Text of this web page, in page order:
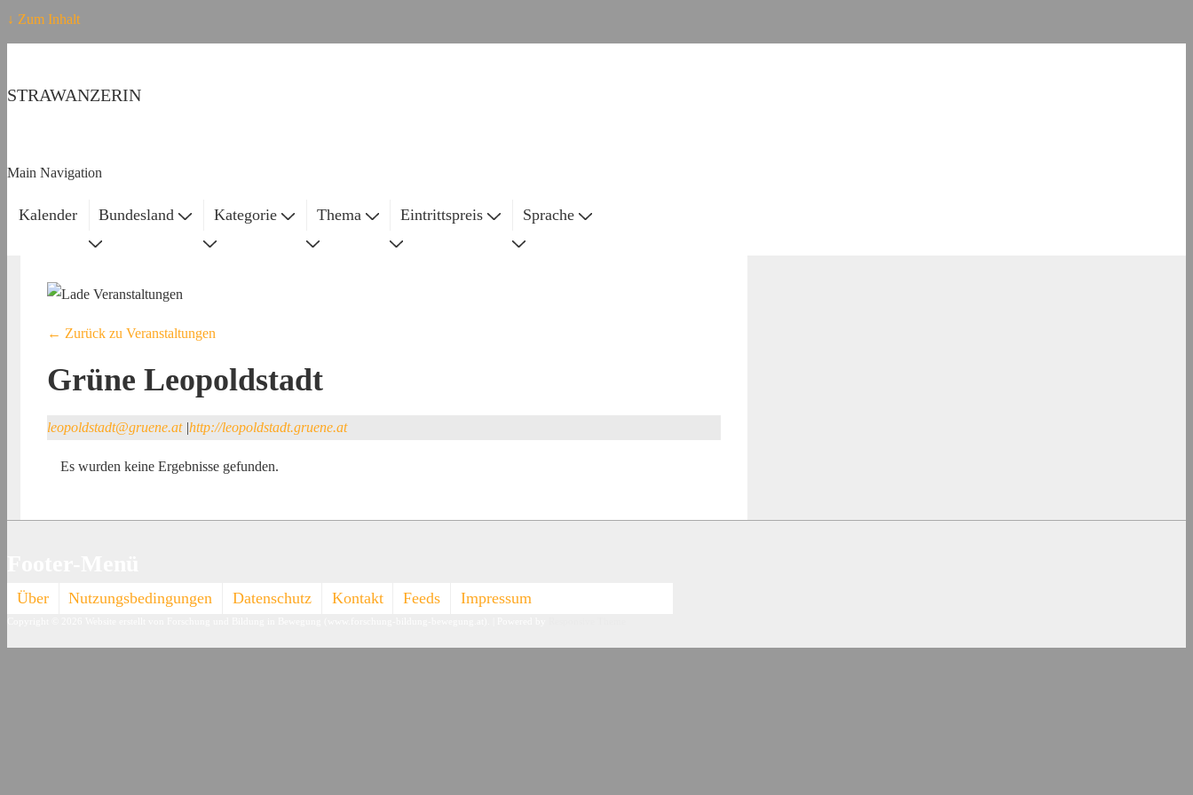
↓ Zum Inhalt
STRAWANZERIN
Main Navigation
Kalender Bundesland Kategorie Thema Eintrittspreis Sprache
← Zurück zu Veranstaltungen
Grüne Leopoldstadt
leopoldstadt@gruene.at |http://leopoldstadt.gruene.at
Es wurden keine Ergebnisse gefunden.
Über Nutzungsbedingungen Datenschutz Kontakt Feeds Impressum